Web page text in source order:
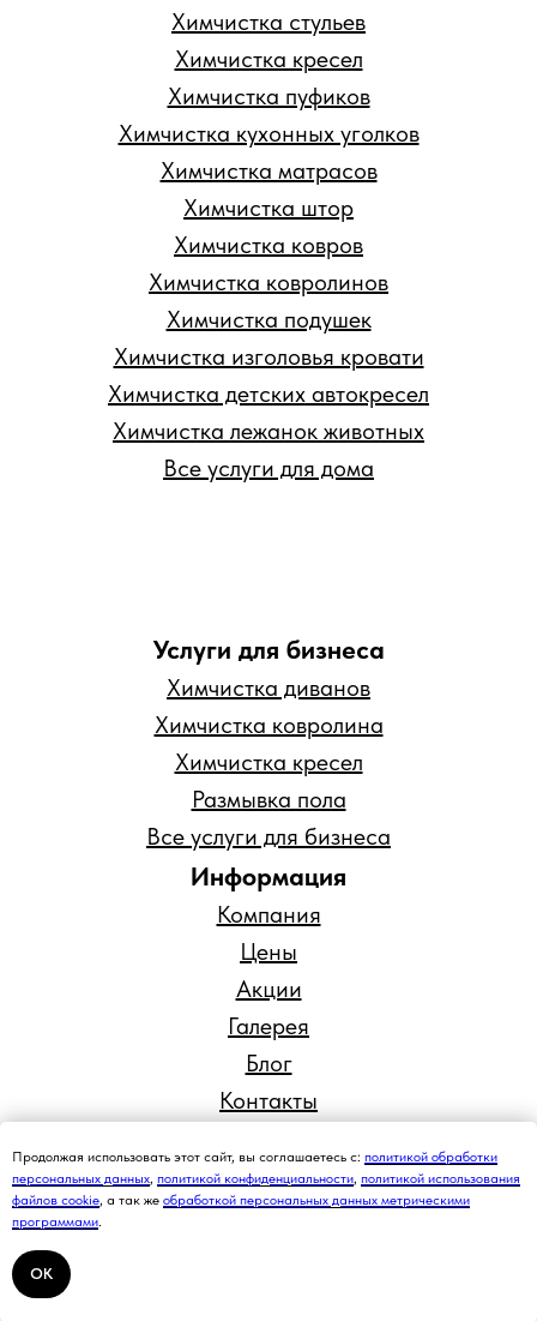
Услуги для бизнеса
Химчистка диванов
Химчистка ковролина
Химчистка кресел
Размывка пола
Все услуги для бизнеса
Информация
Компания
Цены
Акции
Галерея
Блог
Контакты
Химчистка стульев
Химчистка кресел
Химчистка пуфиков
Химчистка кухонных уголков
Химчистка матрасов
Химчистка штор
Химчистка ковров
Химчистка ковролинов
Химчистка подушек
Химчистка изголовья кровати
Химчистка детских автокресел
Химчистка лежанок животных
Все услуги для дома
Продолжая использовать этот сайт, вы соглашаетесь с: политикой обработки
персональных данных, политикой конфиденциальности, политикой использования
файлов cookie, а так же обработкой персональных данных метрическими
программами.
ОК